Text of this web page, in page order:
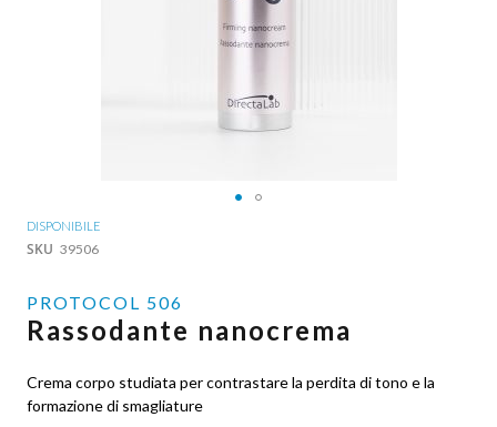
DISPONIBILE
SKU 39506
PROTOCOL 506
Rassodante nanocrema
Crema corpo studiata per contrastare la perdita di tono e la
formazione di smagliature
Vai
all'inizio
galleria
di
immagini